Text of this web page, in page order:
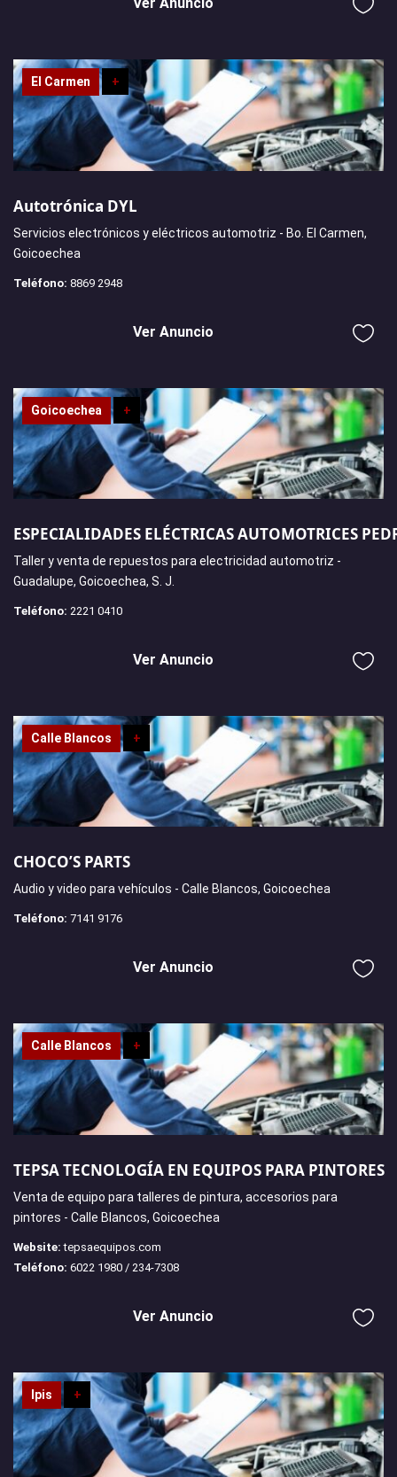
El Carmen +
Autotrónica DYL
Servicios electrónicos y eléctricos automotriz - Bo. El Carmen,
Goicoechea
Teléfono: 8869 2948
Ver Anuncio
Goicoechea +
ESPECIALIDADES ELÉCTRICAS AUTOMOTRICES
Taller y venta de repuestos para electricidad automotriz -
Guadalupe, Goicoechea, S. J.
Teléfono: 2221 0410
Ver Anuncio
Calle Blancos +
CHOCO’S PARTS
Audio y video para vehículos - Calle Blancos, Goicoechea
Teléfono: 7141 9176
Ver Anuncio
Calle Blancos +
TEPSA TECNOLOGÍA EN EQUIPOS PARA PINTORES
Venta de equipo para talleres de pintura, accesorios para
pintores - Calle Blancos, Goicoechea
Website: tepsaequipos.com
Teléfono: 6022 1980 / 234-7308
Ver Anuncio
Ipis +